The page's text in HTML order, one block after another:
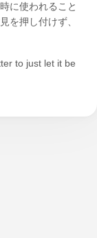
に使われること
を押し付けず、
to just let it be